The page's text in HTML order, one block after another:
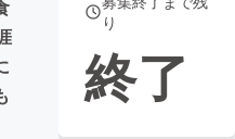
り
終了